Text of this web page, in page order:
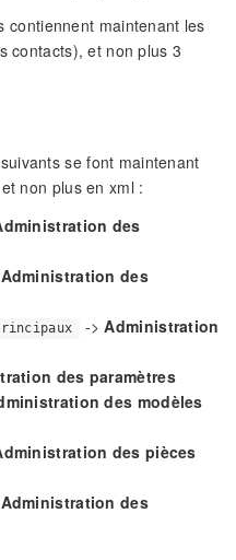
contiennent maintenant les
contacts), et non plus 3
se font maintenant
non plus en xml :
des
Administration des
->Administration
des paramètres
des modèles
des pièces
Administration des